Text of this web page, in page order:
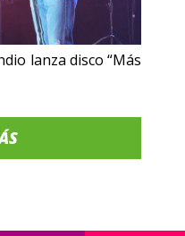
lanza disco “Más